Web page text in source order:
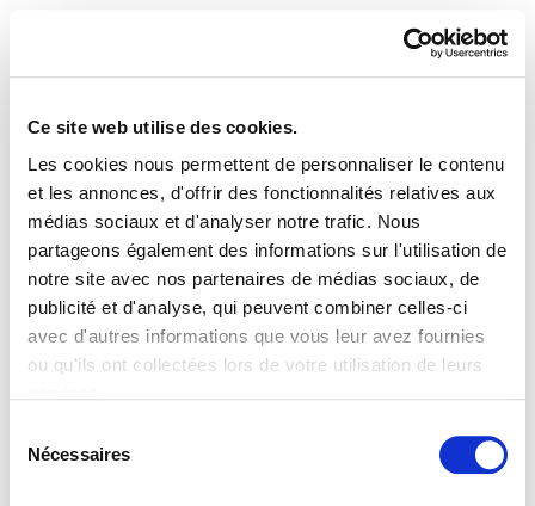
Ce site web utilise des cookies.
Les cookies nous permettent de personnaliser le contenu
et les annonces, d'offrir des fonctionnalités relatives aux
médias sociaux et d'analyser notre trafic. Nous
partageons également des informations sur l'utilisation de
notre site avec nos partenaires de médias sociaux, de
publicité et d'analyse, qui peuvent combiner celles-ci
avec d'autres informations que vous leur avez fournies
ou qu'ils ont collectées lors de votre utilisation de leurs
Nécessaires
ELA Astekaria 353
PLAN DU SITE ACCESSIBILITÉ CONTACT
Manu Robles-Arangiz Institutua Fundazioa
Barrainkua 13 - 48009 Bilbo -
Telf. +33 (0) 559 25 65 52